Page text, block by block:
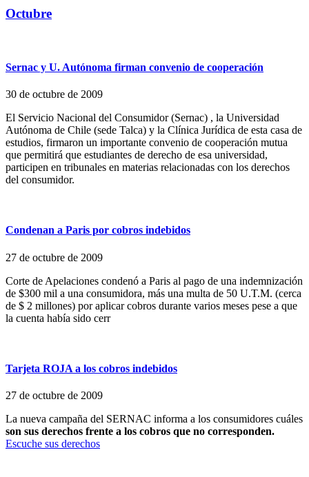
Octubre
Sernac y U. Autónoma firman convenio de cooperación
30 de octubre de 2009
El Servicio Nacional del Consumidor (Sernac) , la Universidad
Autónoma de Chile (sede Talca) y la Clínica Jurídica de esta casa de
estudios, firmaron un importante convenio de cooperación mutua
que permitirá que estudiantes de derecho de esa universidad,
participen en tribunales en materias relacionadas con los derechos
del consumidor.
Condenan a Paris por cobros indebidos
27 de octubre de 2009
Corte de Apelaciones condenó a Paris al pago de una indemnización
de $300 mil a una consumidora, más una multa de 50 U.T.M. (cerca
de $ 2 millones) por aplicar cobros durante varios meses pese a que
la cuenta había sido cerr
Tarjeta ROJA a los cobros indebidos
27 de octubre de 2009
La nueva campaña del SERNAC informa a los consumidores cuáles
son sus derechos frente a los cobros que no corresponden.
Escuche sus derechos